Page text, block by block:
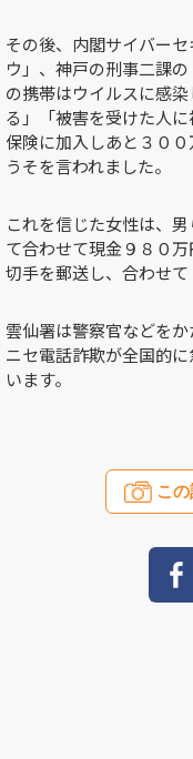
その後、内閣サイバー
ウ」、神戸の刑事二課
の携帯はウイルスに感
る」「被害を受けた人
保険に加入しあと３０
うそを言われました。
これを信じた女性は、
て合わせて現金９８０
切手を郵送し、合わせて
雲仙署は警察官などを
ニセ電話詐欺が全国的
います。
こ